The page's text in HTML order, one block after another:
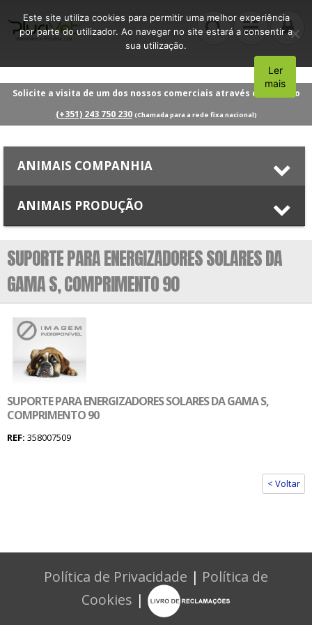
Solicite a visita de um dos nossos comerciais através do número
(+351) 243 750 230 (Chamada para a rede fixa nacional)
ANIMAIS COMPANHIA
ANIMAIS PRODUÇÃO
SUPORTE PARA ENERGIZADORES SOLARES DA
GAMA S, COMPRIMENTO 90
SUPORTE PARA ENERGIZADORES SOLARES DA GAMA S,
COMPRIMENTO 90
REF: 358007509
< Voltar
Política de Privacidade | Política de
Cookies |
Este site utiliza cookies para permitir uma melhor experiência
por parte do utilizador. Ao navegar no site estará a consentir a
sua utilização.
Aceito
Ler
mais